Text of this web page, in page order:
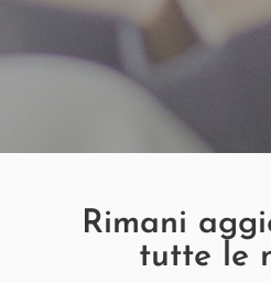
Rimani
tutte le